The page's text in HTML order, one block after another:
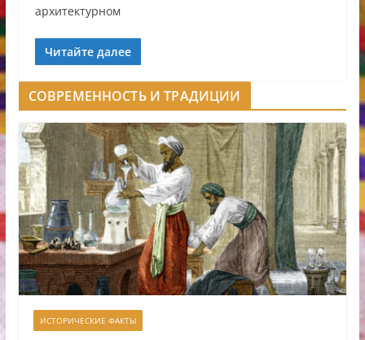
архитектурном
Читайте далее
СОВРЕМЕННОСТЬ И ТРАДИЦИИ
ИСТОРИЧЕСКИЕ ФАКТЫ